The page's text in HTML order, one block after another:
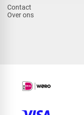
Contact
Over ons